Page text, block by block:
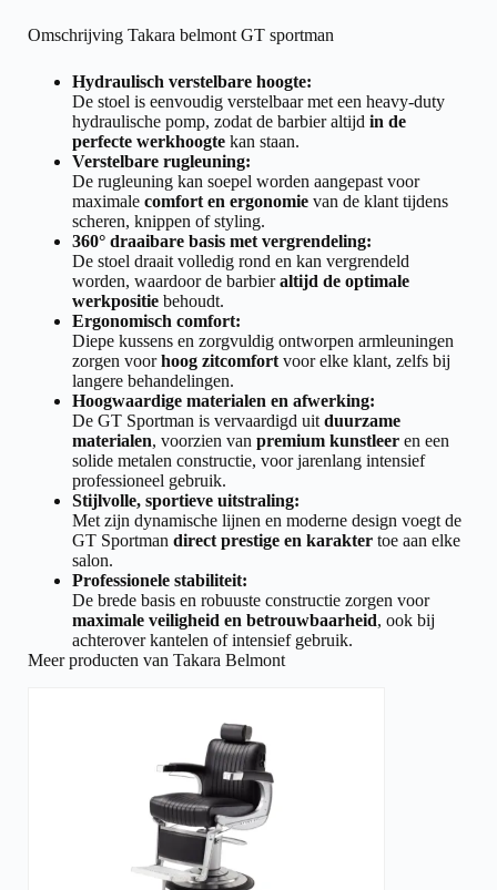
Omschrijving Takara belmont GT sportman
Hydraulisch verstelbare hoogte:
De stoel is eenvoudig verstelbaar met een heavy-duty
hydraulische pomp, zodat de barbier altijd in de
perfecte werkhoogte kan staan.
Verstelbare rugleuning:
De rugleuning kan soepel worden aangepast voor
maximale comfort en ergonomie van de klant tijdens
scheren, knippen of styling.
360° draaibare basis met vergrendeling:
De stoel draait volledig rond en kan vergrendeld
worden, waardoor de barbieraltijd de optimale
werkpositie behoudt.
Ergonomisch comfort:
Diepe kussens en zorgvuldig ontworpen armleuningen
zorgen voorhoog zitcomfort voor elke klant, zelfs bij
langere behandelingen.
Hoogwaardige materialen en afwerking:
De GT Sportman is vervaardigd uit duurzame
materialen, voorzien van premium kunstleer en een
solide metalen constructie, voor jarenlang intensief
professioneel gebruik.
Stijlvolle, sportieve uitstraling:
Met zijn dynamische lijnen en moderne design voegt de
GT Sportman direct prestige en karakter toe aan elke
salon.
Professionele stabiliteit:
De brede basis en robuuste constructie zorgen voor
maximale veiligheid en betrouwbaarheid, ook bij
achterover kantelen of intensief gebruik.
Meer producten van Takara Belmont